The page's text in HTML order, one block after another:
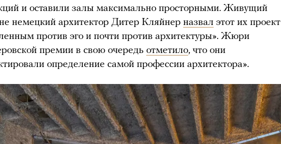
и оставили залы максимально просторными. Живущий
немецкий архитектор Дитер Кляйнер назвал этот их проект
против эго и почти против архитектуры». Жюри
премии в свою очередь отметило, что они
определение самой профессии архитектора».